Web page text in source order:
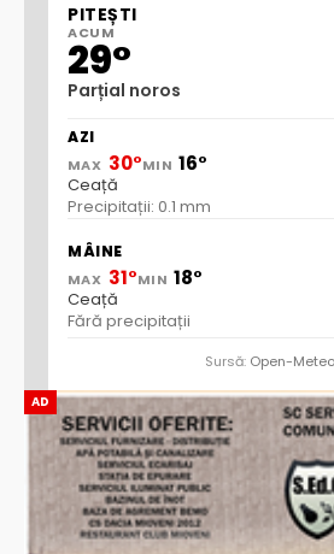
AD
PITEȘTI
ACUM
29°
Parțial noros
AZI
MAX 30°MIN 16°
Ceață
Precipitații: 0.1 mm
MÂINE
MAX 31°MIN 18°
Ceață
Fără precipitații
Sursă: Open-Meteo